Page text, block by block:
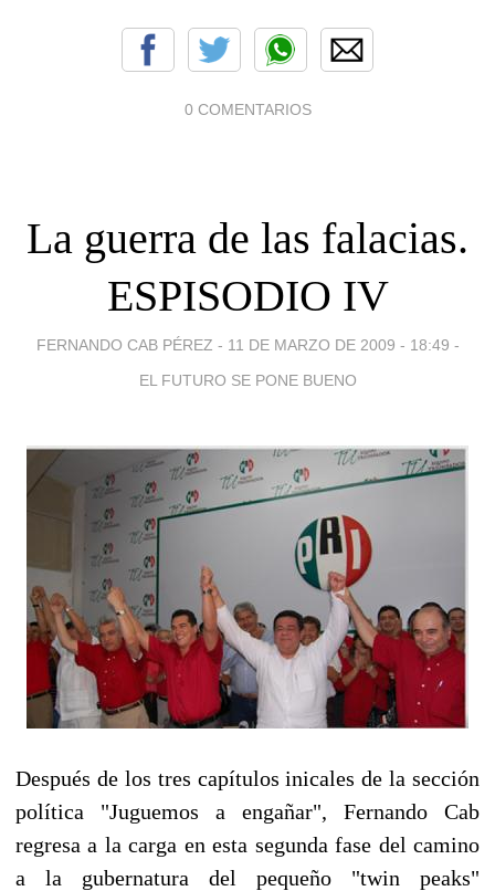
0 COMENTARIOS
La guerra de las falacias.
ESPISODIO IV
FERNANDO CAB PÉREZ - 11 DE MARZO DE 2009 - 18:49 -
EL FUTURO SE PONE BUENO
Después de los tres capítulos inicales de la sección
política "Juguemos a engañar", Fernando Cab
regresa a la carga en esta segunda fase del camino
a la gubernatura del pequeño "twin peaks"